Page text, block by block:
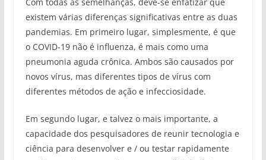
existem várias diferenças significativas entre as duas
pandemias. Em primeiro lugar, simplesmente, é que
o COVID-19 não é influenza, é mais como uma
pneumonia aguda crônica. Ambos são causados ​​por
novos vírus, mas diferentes tipos de vírus com
diferentes métodos de ação e infecciosidade.
Em segundo lugar, e talvez o mais importante, a
capacidade dos pesquisadores de reunir tecnologia e
ciência para desenvolver e / ou testar rapidamente